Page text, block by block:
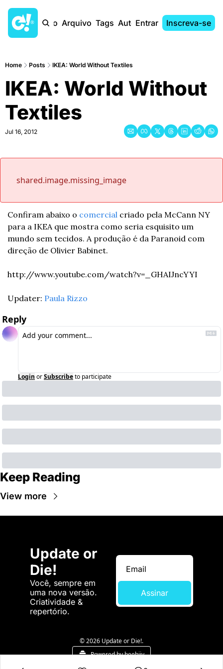
Início Arquivo Tags AutoresEntrar Inscreva-se
Home Posts IKEA: World Without Textiles
IKEA: World Without
Textiles
Jul 16, 2012
shared.image.missing_image
Confiram abaixo o comercial criado pela McCann NY
para a IKEA que mostra como seria esquisito um
mundo sem tecidos. A produção é da Paranoid com
direção de Olivier Babinet.
http://www.youtube.com/watch?v=_GHAIJncYYI
Updater: Paula Rizzo
Reply
Login orSubscribeto participate
Keep Reading
View more
Update or
Die!
Você, sempre em
uma nova versão.
Criatividade &
repertório.
Assinar
© 2026 Update or Die!.
Powered by beehiiv